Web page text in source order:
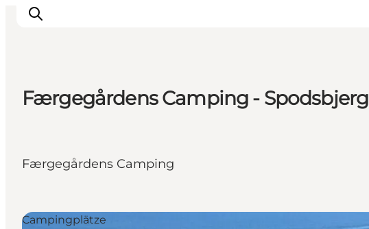
Erlebnisse
Unterkünfte
Færgegårdens Camping - Spodsbjerg
Færgegårdens Camping
Campingplätze